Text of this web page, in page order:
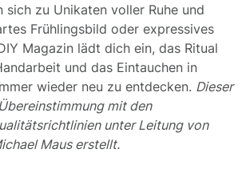
sich zu Unikaten voller Ruhe und
Frühlingsbild oder expressives
Magazin lädt dich ein, das Ritual
und das Eintauchen in
wieder neu zu entdecken. Dieser
mit den
unter Leitung von
Maus erstellt.